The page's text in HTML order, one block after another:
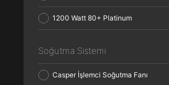
1200 Watt 80+ Platinum
Soğutma Sistemi
Casper İşlemci Soğutma Fanı